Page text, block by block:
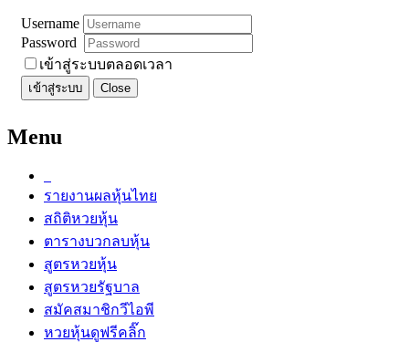
Username
Password
เข้าสู่ระบบตลอดเวลา
เข้าสู่ระบบ Close
Menu
รายงานผลหุ้นไทย
สถิติหวยหุ้น
ตารางบวกลบหุ้น
สูตรหวยหุ้น
สูตรหวยรัฐบาล
สมัคสมาชิกวีไอพี
หวยหุ้นดูฟรีคลิ๊ก